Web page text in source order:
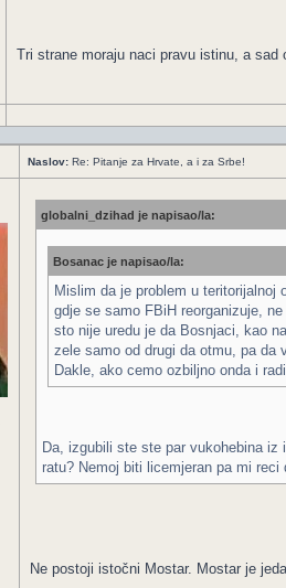
Tri strane moraju naci pravu istinu, a sad
Naslov: Re: Pitanje za Hrvate, a i za Srbe!
globalni_dzihad je napisao/la:
Bosanac je napisao/la:
Mislim da je problem u teritorijalnoj
gdje se samo FBiH reorganizuje,
sto nije uredu je da Bosnjaci, kao
zele samo od drugi da otmu, pa
Dakle, ako cemo ozbiljno onda i
Da, izgubili ste ste par vukohebina
ratu? Nemoj biti licemjeran pa mi
Ne postoji istočni Mostar. Mostar je